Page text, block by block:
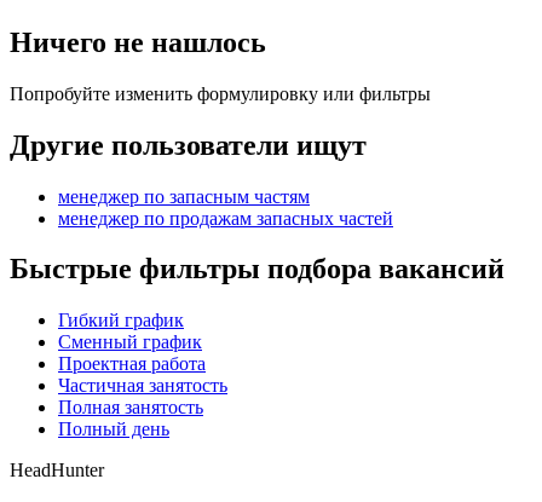
Ничего не нашлось
Попробуйте изменить формулировку или фильтры
Другие пользователи ищут
менеджер по запасным частям
менеджер по продажам запасных частей
Быстрые фильтры подбора вакансий
Гибкий график
Сменный график
Проектная работа
Частичная занятость
Полная занятость
Полный день
HeadHunter